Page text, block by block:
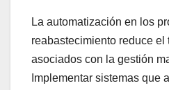
La automatización en los
reabastecimiento reduce el
asociados con la gestión
Implementar sistemas que